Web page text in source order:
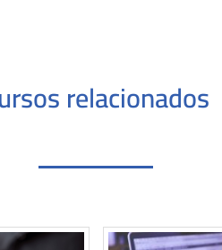
relacionados